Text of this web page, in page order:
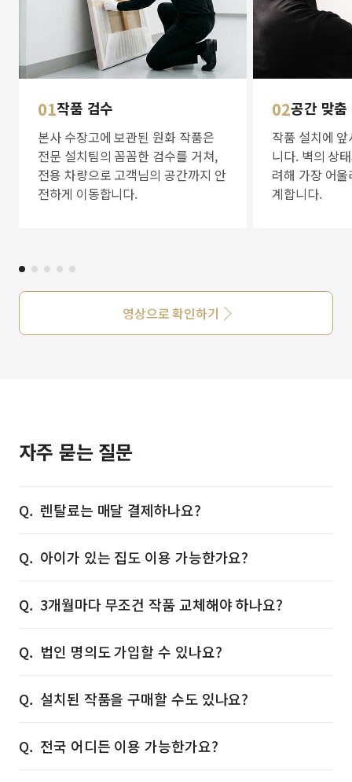
01작품 검수
본사 수장고에 보관된 원화 작품은
전문 설치팀의 꼼꼼한 검수를 거쳐,
전용 차량으로 고객님의 공간까지 안
전하게 이동합니다.
02공간 맞
작품 설치에
니다. 벽의 상
려해 가장 어
계합니다.
영상으로 확인하기
자주 묻는 질문
렌탈료는 매달 결제하나요?
아이가 있는 집도 이용 가능한가요?
3개월마다 무조건 작품 교체해야 하나요?
법인 명의도 가입할 수 있나요?
설치된 작품을 구매할 수도 있나요?
전국 어디든 이용 가능한가요?